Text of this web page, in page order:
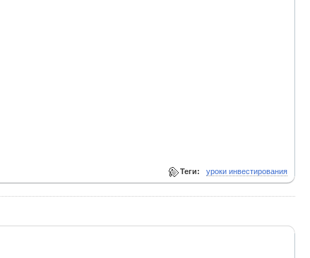
Теги: уроки инвестирования